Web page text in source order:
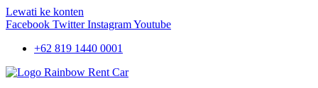
Lewati ke konten
Facebook Twitter InstagramYoutube
+62 819 1440 0001